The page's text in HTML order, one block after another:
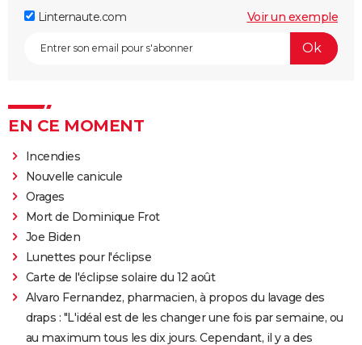
Linternaute.com Voir un exemple
EN CE MOMENT
Incendies
Nouvelle canicule
Orages
Mort de Dominique Frot
Joe Biden
Lunettes pour l'éclipse
Carte de l'éclipse solaire du 12 août
Alvaro Fernandez, pharmacien, à propos du lavage des
draps : "L'idéal est de les changer une fois par semaine, ou
au maximum tous les dix jours. Cependant, il y a des